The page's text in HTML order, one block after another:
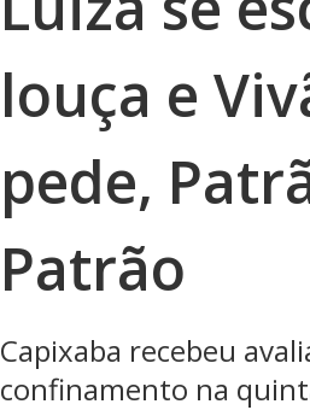
louça e
pede,
Patrão
Capixaba recebeu
confinamento na